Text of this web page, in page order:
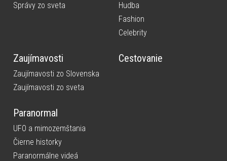
Správy zo sveta
Hudba
Fashion
Celebrity
Zaujímavosti
Zaujímavosti zo Slovenska
Zaujímavosti zo sveta
Cestovanie
Paranormal
UFO a mimozemštania
Čierne historky
Paranormálne videá